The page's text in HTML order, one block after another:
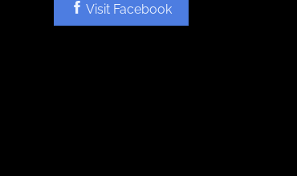
Visit Facebook